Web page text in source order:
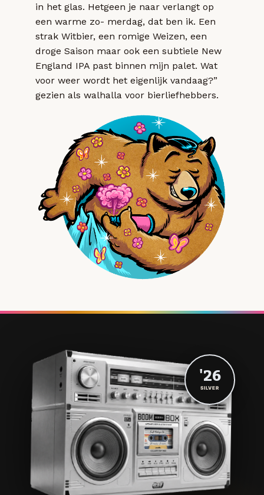
in het glas. Hetgeen je naar verlangt op
een warme zo- merdag, dat ben ik. Een
strak Witbier, een romige Weizen, een
droge Saison maar ook een subtiele New
England IPA past binnen mijn palet. Wat
voor weer wordt het eigenlijk vandaag?”
gezien als walhalla voor bierliefhebbers.
'26
SILVER